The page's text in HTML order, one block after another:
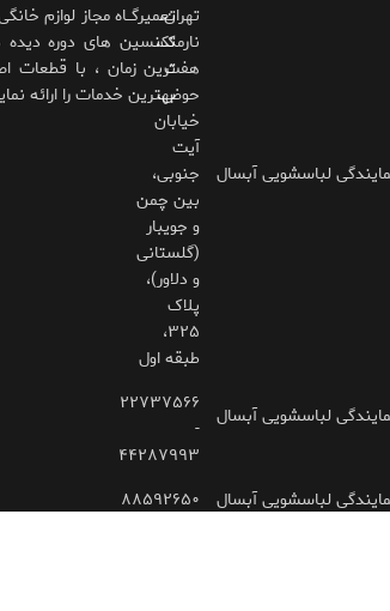
تعمیرگــاه مجاز لوازم
تکنسین های دوره دیده
ترین زمان ، با
بهترین خدمات را ارائه
تهران،
نارمک،
هفت
حوض،
خیابان
آیت
جنوبی،
بین چمن
و جویبار
(گلستانی
و دلاور)،
پلاک
۳۲۵،
طبقه اول
۲۲۷۳۷۵۶۶
-
۴۴۲۸۷۹۹۳
۸۸۵۹۲۶۵۰